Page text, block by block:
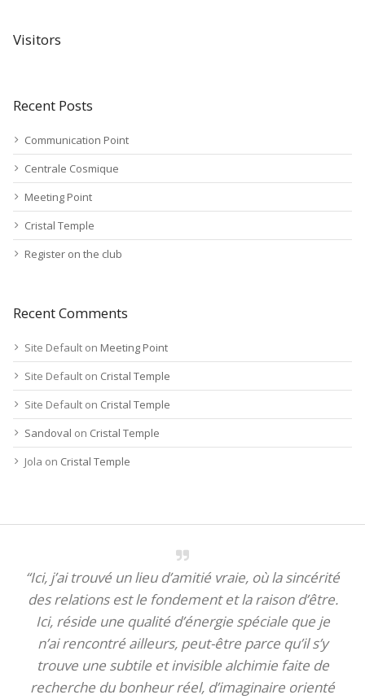
Visitors
Recent Posts
Communication Point
Centrale Cosmique
Meeting Point
Cristal Temple
Register on the club
Recent Comments
Site Default on Meeting Point
Site Default on Cristal Temple
Site Default on Cristal Temple
Sandoval on Cristal Temple
Jola on Cristal Temple
“Ici, j’ai trouvé un lieu d’amitié vraie, où la sincérité
des relations est le fondement et la raison d’être.
Ici, réside une qualité d’énergie spéciale que je
n’ai rencontré ailleurs, peut-être parce qu’il s’y
trouve une subtile et invisible alchimie faite de
recherche du bonheur réel, d’imaginaire orienté